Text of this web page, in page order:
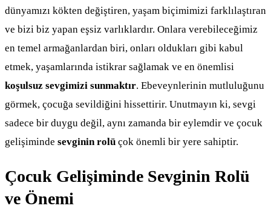
dünyamızı kökten değiştiren, yaşam biçimimizi farklılaştıran
ve bizi biz yapan eşsiz varlıklardır. Onlara verebileceğimiz
en temel armağanlardan biri, onları oldukları gibi kabul
etmek, yaşamlarında istikrar sağlamak ve en önemlisi
koşulsuz sevgimizi sunmaktır. Ebeveynlerinin mutluluğunu
görmek, çocuğa sevildiğini hissettirir. Unutmayın ki, sevgi
sadece bir duygu değil, aynı zamanda bir eylemdir ve çocuk
gelişiminde sevginin rolü çok önemli bir yere sahiptir.
Çocuk Gelişiminde Sevginin Rolü
ve Önemi